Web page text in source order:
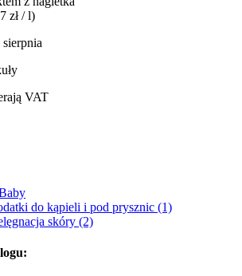
zł / l)
VAT
do kąpieli i pod prysznic (1)
skóry (2)